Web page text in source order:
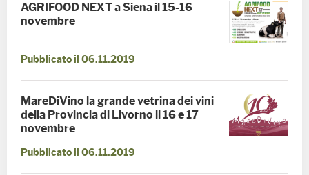
AGRIFOOD NEXT a Siena il 15-16
novembre
Pubblicato il 06.11.2019
MareDiVino la grande vetrina dei vini
della Provincia di Livorno il 16 e 17
novembre
Pubblicato il 06.11.2019